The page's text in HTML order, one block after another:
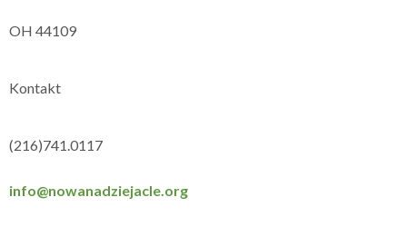
OH 44109
Kontakt
(216)741.0117
info@nowanadziejacle.org